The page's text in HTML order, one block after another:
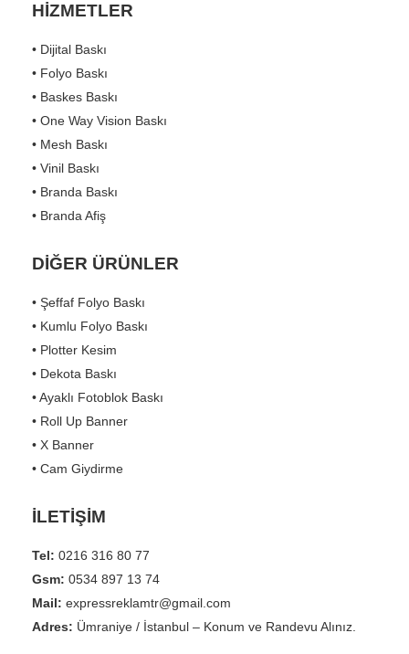
HİZMETLER
• Dijital Baskı
• Folyo Baskı
• Baskes Baskı
• One Way Vision Baskı
• Mesh Baskı
• Vinil Baskı
• Branda Baskı
• Branda Afiş
DİĞER ÜRÜNLER
• Şeffaf Folyo Baskı
• Kumlu Folyo Baskı
• Plotter Kesim
• Dekota Baskı
• Ayaklı Fotoblok Baskı
• Roll Up Banner
• X Banner
• Cam Giydirme
İLETİŞİM
Tel: 0216 316 80 77
Gsm: 0534 897 13 74
Mail: expressreklamtr@gmail.com
Adres: Ümraniye / İstanbul – Konum ve Randevu Alınız.